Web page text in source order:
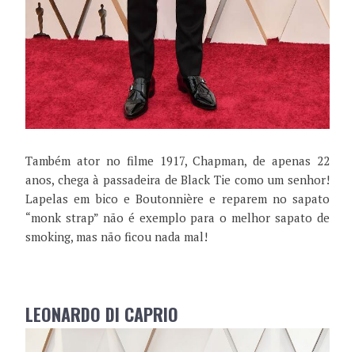
Também ator no filme 1917, Chapman, de apenas 22
anos, chega à passadeira de Black Tie como um senhor!
Lapelas em bico e Boutonnière e reparem no sapato
“monk strap” não é exemplo para o melhor sapato de
smoking, mas não ficou nada mal!
LEONARDO DI CAPRIO